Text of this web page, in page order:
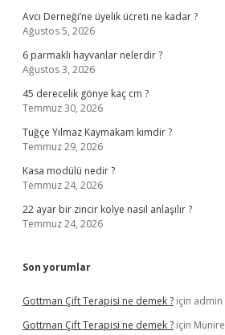
Avcı Derneği’ne üyelik ücreti ne kadar ?
Ağustos 5, 2026
6 parmaklı hayvanlar nelerdir ?
Ağustos 3, 2026
45 derecelik gönye kaç cm ?
Temmuz 30, 2026
Tuğçe Yılmaz Kaymakam kimdir ?
Temmuz 29, 2026
Kasa modülü nedir ?
Temmuz 24, 2026
22 ayar bir zincir kolye nasıl anlaşılır ?
Temmuz 24, 2026
Son yorumlar
Gottman Çift Terapisi ne demek ? için admin
Gottman Çift Terapisi ne demek ? için Münire